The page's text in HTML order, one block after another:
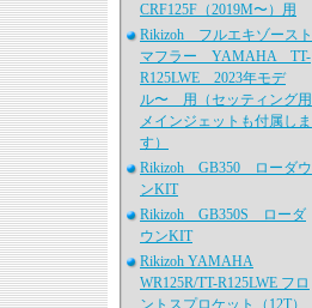
CRF125F（2019M〜）用
Rikizoh フルエキゾースト
マフラー YAMAHA TT-
R125LWE 2023年モデ
ル〜 用（セッティング用
メインジェットも付属しま
す）
Rikizoh GB350 ローダウ
ンKIT
Rikizoh GB350S ローダ
ウンKIT
Rikizoh YAMAHA
WR125R/TT-R125LWE フロ